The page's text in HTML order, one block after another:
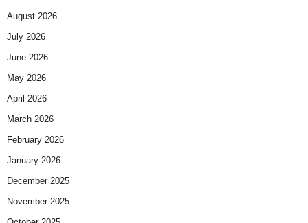
August 2026
July 2026
June 2026
May 2026
April 2026
March 2026
February 2026
January 2026
December 2025
November 2025